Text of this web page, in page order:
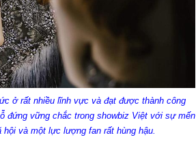
ở rất nhiều lĩnh vực và đạt được thành công
đứng vững chắc trong showbiz Việt với sự mến
và một lực lượng fan rất hùng hậu.